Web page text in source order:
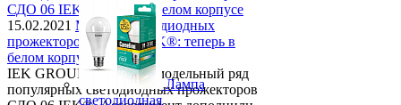
Лампа
светодиодная
15.02.2021 Модели светодиодных
прожекторов СДО 06 IEK®: теперь в
белом корпусе
IEK GROUP расширяет модельный ряд
популярных светодиодных прожекторов